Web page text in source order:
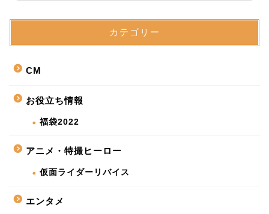
カテゴリー
CM
お役立ち情報
福袋2022
アニメ・特撮ヒーロー
仮面ライダーリバイス
エンタメ